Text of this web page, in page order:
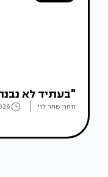
"בעתיד לא
זוהר שחר לוי